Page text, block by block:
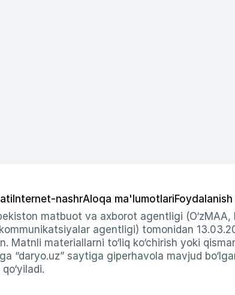
Internet-nashrAloqa ma'lumotlari
matbuot va axborot agentligi
agentligi) tomonidan
Matnli materiallarni to‘liq ko‘chirish yoki
“daryo.uz” saytiga giperhavola mavjud